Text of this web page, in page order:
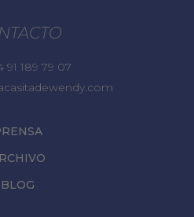
91 189 79 07
BLOG